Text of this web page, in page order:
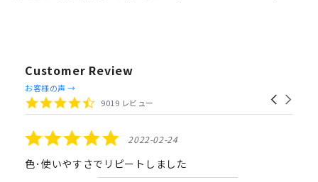
Customer Review
Reviews
carousel
Carousel
4.4
star
9019 レビュー
お客様の声 →
5.0
star
rating
2022-02-24
色･使いやすさでリピートしました